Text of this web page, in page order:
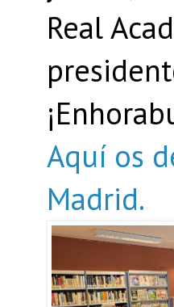
Real
Aquí os
Madrid.